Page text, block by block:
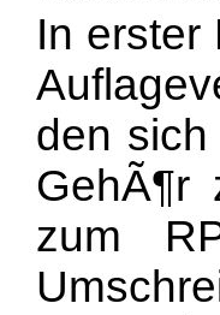
In erster
den
GehÃ¶r
zum